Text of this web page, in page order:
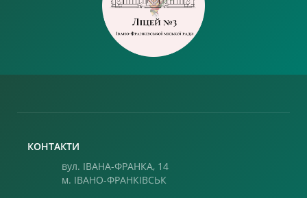
КОНТАКТИ
вул. ІВАНА-ФРАНКА, 14
м. ІВАНО-ФРАНКІВСЬК